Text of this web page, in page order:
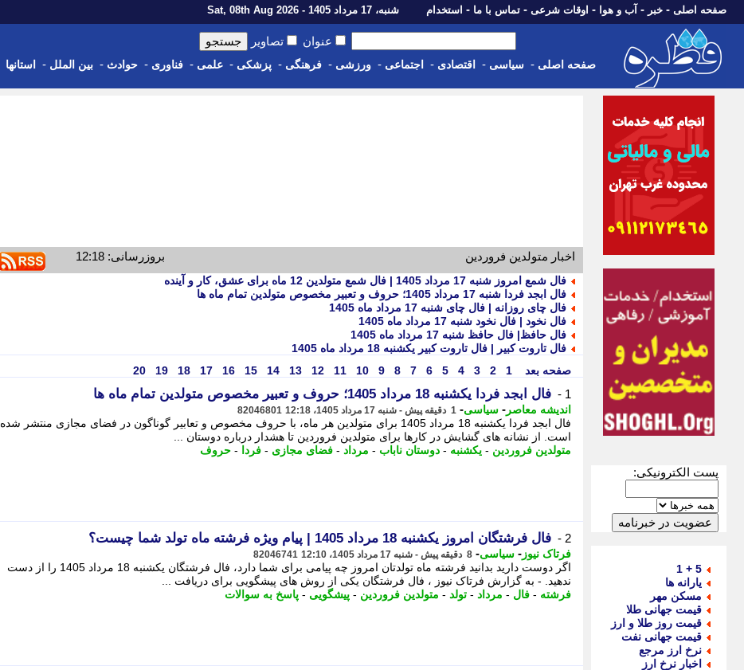
صفحه اصلی - خبر - آب و هوا - اوقات شرعی - تماس با ما - استخدام شنبه، 17 مرداد 1405 - Sat, 08th Aug 2026
عنوان تصاویر
صفحه اصلی - سیاسی - اقتصادی - اجتماعی - ورزشی - فرهنگی - پزشکی - علمی - فناوری - حوادث - بین الملل - استانها
پست الکترونیکی:
5 + 1
یارانه ها
مسکن مهر
قیمت جهانی طلا
قیمت روز طلا و ارز
قیمت جهانی نفت
نرخ ارز مرجع
اخبار نرخ ارز
اخبار متولدین فروردین بروزرسانی: 12:18
فال شمع امروز شنبه 17 مرداد 1405 | فال شمع متولدین 12 ماه برای عشق، کار و آینده
فال ابجد فردا شنبه 17 مرداد 1405؛ حروف و تعبیر مخصوص متولدین تمام ماه ها
فال چای روزانه | فال چای شنبه 17 مرداد ماه 1405
فال نخود | فال نخود شنبه 17 مرداد ماه 1405
فال حافظ| فال حافظ شنبه 17 مرداد ماه 1405
فال تاروت کبیر | فال تاروت کبیر یکشنبه 18 مرداد ماه 1405
صفحه بعد
1
2
3
4
5
6
7
8
9
10
11
12
13
14
15
16
17
18
19
20
1 - فال ابجد فردا یکشنبه 18 مرداد 1405؛ حروف و تعبیر مخصوص متولدین تمام ماه ها
اندیشه معاصر - سیاسی- 1 دقیقه پیش - شنبه 17 مرداد 1405، 12:18 82046801
فال ابجد فردا یکشنبه 18 مرداد 1405 برای متولدین هر ماه، با حروف مخصوص و تعابیر گوناگون در فضای مجازی منتشر شده
است. از نشانه های گشایش در کارها برای متولدین فروردین تا هشدار درباره دوستان ...
متولدین فروردین - یکشنبه - دوستان ناباب - مرداد - فضای مجازی - فردا - حروف
2 - فال فرشتگان امروز یکشنبه 18 مرداد 1405 | پیام ویژه فرشته ماه تولد شما چیست؟
فرتاک نیوز - سیاسی- 8 دقیقه پیش - شنبه 17 مرداد 1405، 12:10 82046741
اگر دوست دارید بدانید فرشته ماه تولدتان امروز چه پیامی برای شما دارد، فال فرشتگان یکشنبه 18 مرداد 1405 را از دست
ندهید. - به گزارش فرتاک نیوز ، فال فرشتگان یکی از روش های پیشگویی برای دریافت ...
فرشته - فال - مرداد - تولد - متولدین فروردین - پیشگویی - پاسخ به سوالات